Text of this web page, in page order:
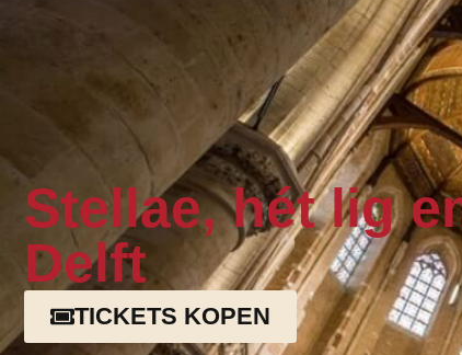
Stellae, hét lig
Delft
TICKETS KOPEN